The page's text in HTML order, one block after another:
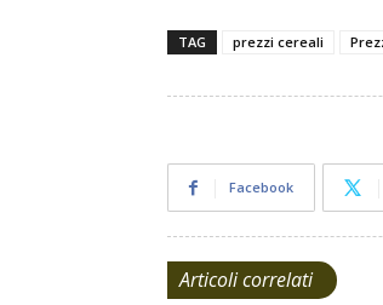
TAG prezzi cereali
Facebook
Articoli correlati